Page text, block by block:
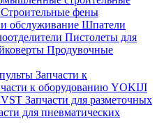
Строительные фены
обслуживание Шпатели
Пистолеты для
Продувочные
Запчасти к
к оборудованию YOKIJI
Запчасти для разметочных
для пневматических